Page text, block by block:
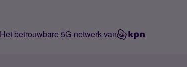
Het betrouwbare 5G-netwerk van